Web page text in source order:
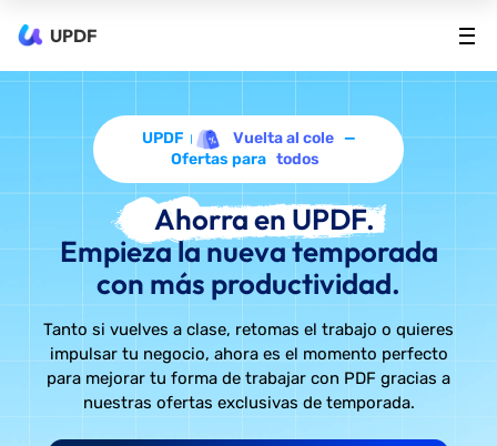
UPDF
UPDF Vuelta al cole —
Ofertas para todos
Ahorra en UPDF.
Empieza la nueva temporada
con más productividad.
Tanto si vuelves a clase, retomas el trabajo o quieres
impulsar tu negocio, ahora es el momento perfecto
para mejorar tu forma de trabajar con PDF gracias a
nuestras ofertas exclusivas de temporada.